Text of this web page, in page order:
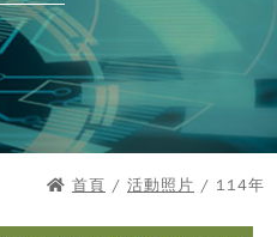
首頁 / 活動照片 / 114年